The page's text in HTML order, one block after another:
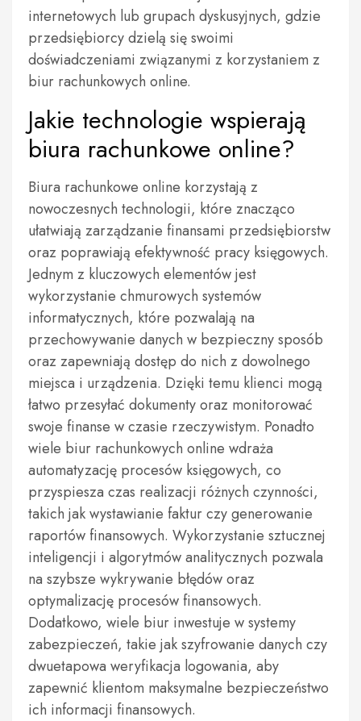
internetowych lub grupach dyskusyjnych, gdzie
przedsiębiorcy dzielą się swoimi
doświadczeniami związanymi z korzystaniem z
biur rachunkowych online.
Jakie technologie wspierają
biura rachunkowe online?
Biura rachunkowe online korzystają z
nowoczesnych technologii, które znacząco
ułatwiają zarządzanie finansami przedsiębiorstw
oraz poprawiają efektywność pracy księgowych.
Jednym z kluczowych elementów jest
wykorzystanie chmurowych systemów
informatycznych, które pozwalają na
przechowywanie danych w bezpieczny sposób
oraz zapewniają dostęp do nich z dowolnego
miejsca i urządzenia. Dzięki temu klienci mogą
łatwo przesyłać dokumenty oraz monitorować
swoje finanse w czasie rzeczywistym. Ponadto
wiele biur rachunkowych online wdraża
automatyzację procesów księgowych, co
przyspiesza czas realizacji różnych czynności,
takich jak wystawianie faktur czy generowanie
raportów finansowych. Wykorzystanie sztucznej
inteligencji i algorytmów analitycznych pozwala
na szybsze wykrywanie błędów oraz
optymalizację procesów finansowych.
Dodatkowo, wiele biur inwestuje w systemy
zabezpieczeń, takie jak szyfrowanie danych czy
dwuetapowa weryfikacja logowania, aby
zapewnić klientom maksymalne bezpieczeństwo
ich informacji finansowych.